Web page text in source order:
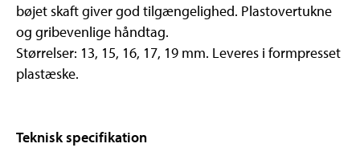
bøjet skaft giver god tilgængelighed. Plastovertukne
og gribevenlige håndtag.
Størrelser: 13, 15, 16, 17, 19 mm. Leveres i formpresset
plastæske.
Teknisk specifikation